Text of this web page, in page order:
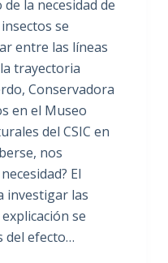
necesidad de
se
entre las líneas
trayectoria
Conservadora
en el Museo
del CSIC en
nos
El
investigar las
se
del efecto…